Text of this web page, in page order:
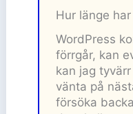
Hur länge
WordPress
förrgår, kan
kan jag
vänta på
försöka